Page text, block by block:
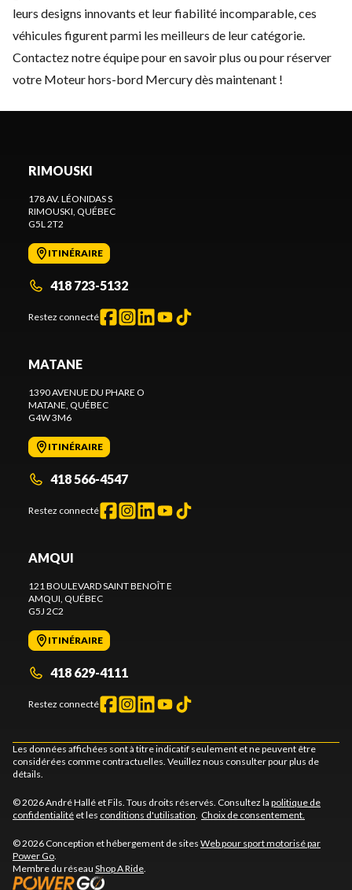
leurs designs innovants et leur fiabilité incomparable, ces
véhicules figurent parmi les meilleurs de leur catégorie.
Contactez notre équipepour en savoir plus ou pour réserver
votre Moteur hors-bord Mercury dès maintenant !
RIMOUSKI
178 AV. LÉONIDAS S
RIMOUSKI, QUÉBEC
G5L 2T2
ITINÉRAIRE
418 723-5132
Restez connecté
MATANE
1390 AVENUE DU PHARE O
MATANE, QUÉBEC
G4W 3M6
ITINÉRAIRE
418 566-4547
Restez connecté
AMQUI
121 BOULEVARD SAINT BENOÎT E
AMQUI, QUÉBEC
G5J 2C2
ITINÉRAIRE
418 629-4111
Restez connecté
Les données affichées sont à titre indicatif seulement et ne peuvent être
considérées comme contractuelles. Veuillez nous consulter pour plus de
détails.
© 2026 André Hallé et Fils. Tous droits réservés. Consultez la politique de
confidentialité et les conditions d'utilisation. Choix de consentement.
© 2026 Conception et hébergement de sites Web pour sport motorisé par
Power Go.
Membre du réseau Shop A Ride.